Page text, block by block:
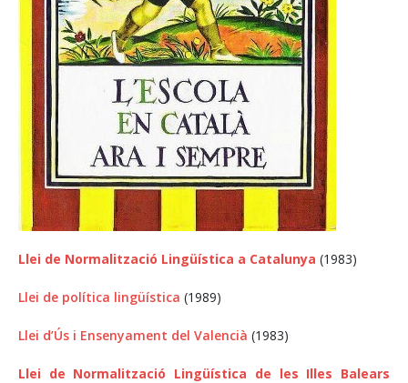
Llei de Normalització Lingüística a Catalunya (1983)
Llei de política lingüística (1989)
Llei d’Ús i Ensenyament del Valencià (1983)
Llei de Normalització Lingüística de les Illes Balears